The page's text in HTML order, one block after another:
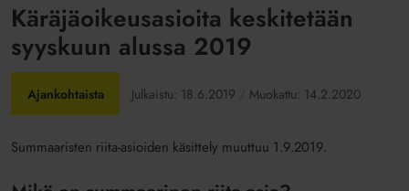
Käräjäoikeusasioita keskitetään
syyskuun alussa 2019
Ajankohtaista Julkaistu: 18.6.2019 Muokattu: 14.2.2020
Summaaristen riita-asioiden käsittely muuttuu 1.9.2019.